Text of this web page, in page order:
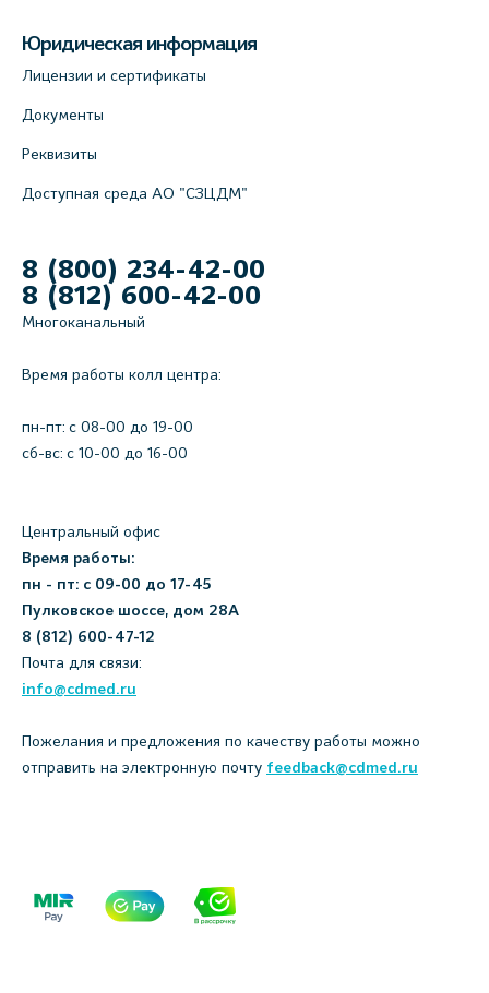
Юридическая информация
Лицензии и сертификаты
Документы
Реквизиты
Доступная среда АО "СЗЦДМ"
8 (800) 234-42-00
8 (812) 600-42-00
Многоканальный
Время работы колл центра:
пн-пт: c 08-00 до 19-00
сб-вс: с 10-00 до 16-00
Центральный офис
Время работы:
пн - пт: с 09-00 до 17-45
Пулковское шоссе, дом 28А
8 (812) 600-47-12
Почта для связи:
info@cdmed.ru
Пожелания и предложения по качеству работы можно
отправить на электронную почту feedback@cdmed.ru